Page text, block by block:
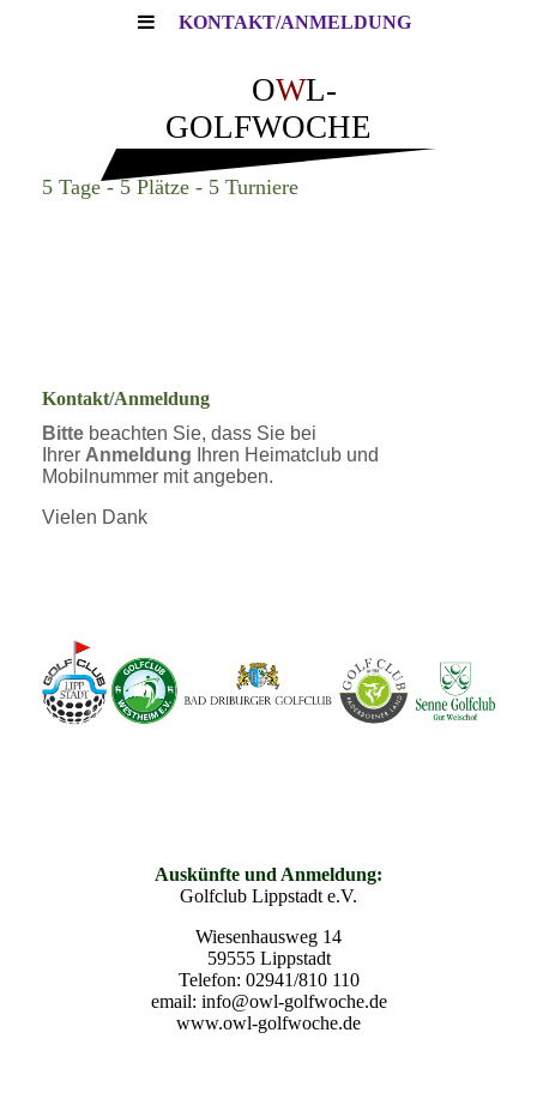
KONTAKT/ANMELDUNG
OWL-
GOLFWOCHE
5 Tage - 5 Plätze - 5 Turniere
Kontakt/Anmeldung
Bitte beachten Sie, dass Sie bei
Ihrer Anmeldung Ihren Heimatclub und
Mobilnummer mit angeben.
Vielen Dank
Auskünfte und Anmeldung:
Golfclub Lippstadt e.V.
Wiesenhausweg 14
59555 Lippstadt
Telefon: 02941/810 110
email: info@owl-golfwoche.de
www.owl-golfwoche.de